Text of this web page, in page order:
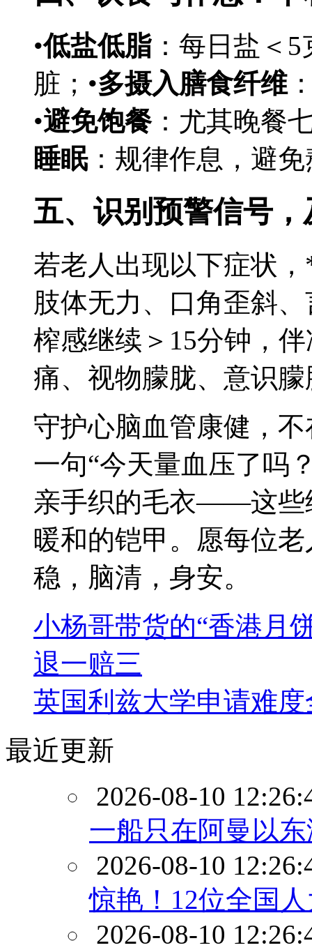
•低盐低脂 ：每日盐＜
脏；•多摄入膳食纤维
•避免饱餐：尤其晚餐
睡眠：规律作息，避
五、识别预警信号，
若老人出现以下症状
肢体无力、口角歪斜
榨感继续＞15分钟，
痛、视物朦胧、意识
守护心脑血管康健，
一句“今天量血压了吗
亲手织的毛衣——这些
暖和的铠甲。愿每位
稳，脑清，身安。
小杨哥带货的“香港月
退一赔三
英国利兹大学申请难
最近更新
2026-08-10
一船只在阿曼以
2026-08-10
惊艳！12位全国
2026-08-10